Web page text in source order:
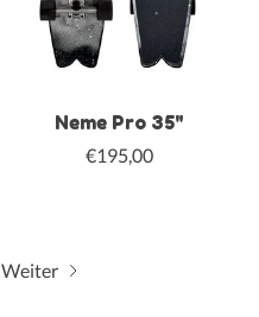
Neme Pro 35"
€195,00
Weiter